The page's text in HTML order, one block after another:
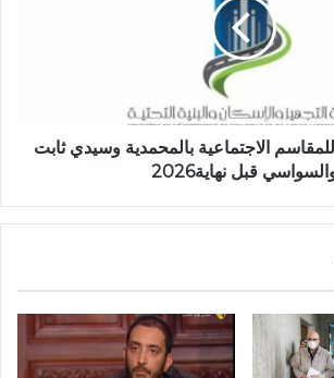
للمقاسم الاجتماعية بالمحمدية وسيدي ثابت
قبل نهاية2026